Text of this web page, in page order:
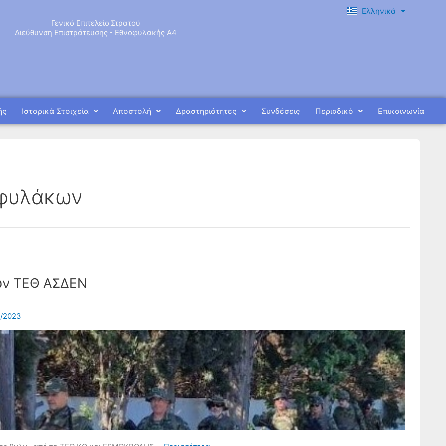
Γενικό Επιτελείο Στρατού
Διεύθυνση Επιστράτευσης - Εθνοφυλακής Α4
Ελληνικά
English
Ιστορικά Στοιχεία Αποστολή Δραστηριότητες Συνδέσεις Περιοδικό Επικοινωνία
ΤΕΘ ΑΣΔΕΝ
2023